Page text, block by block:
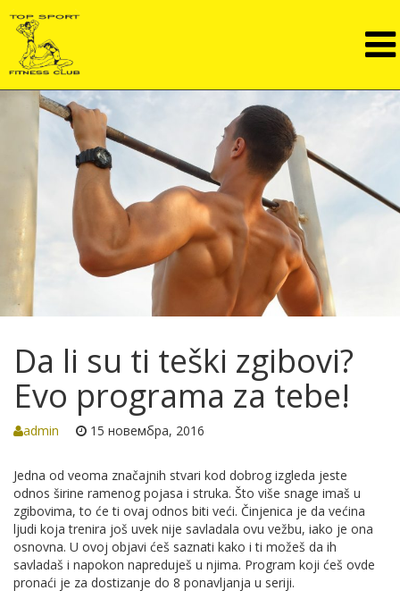
Cenovnik
Galerija
Kontakt
O Nama
Da li su ti teški zgibovi?
Evo programa za tebe!
admin 15 новембра, 2016
Jedna od veoma značajnih stvari kod dobrog izgleda jeste
odnos širine ramenog pojasa i struka. Što više snage imaš u
zgibovima, to će ti ovaj odnos biti veći. Činjenica je da većina
ljudi koja trenira još uvek nije savladala ovu vežbu, iako je ona
osnovna. U ovoj objavi ćeš saznati kako i ti možeš da ih
savladaš i napokon napreduješ u njima. Program koji ćeš ovde
pronaći je za dostizanje do 8 ponavljanja u seriji.